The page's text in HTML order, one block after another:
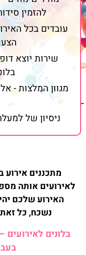
להזמין
עובדים בכל
שירות יוצא
מגוון המלצות -
ניסיון של למעלה מ-15 שנים
מתכננים אירוע
לאירועים אותה
האירוע שלכם
נשכח, כל
בלונים לאירועים